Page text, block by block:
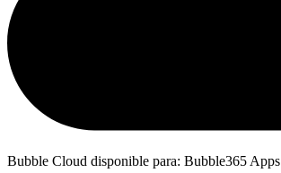
Bubble Cloud disponible para: Bubble365 Apps